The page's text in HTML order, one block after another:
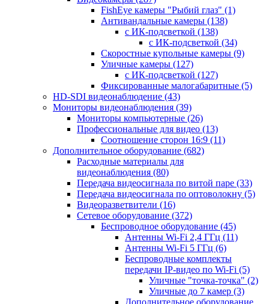
FishEye камеры "Рыбий глаз" (1)
Антивандальные камеры (138)
с ИК-подсветкой (138)
с ИК-подсветкой (34)
Скоростные купольные камеры (9)
Уличные камеры (127)
с ИК-подсветкой (127)
Фиксированные малогабаритные (5)
HD-SDI видеонаблюдение (43)
Мониторы видеонаблюдения (39)
Мониторы компьютерные (26)
Профессиональные для видео (13)
Соотношение сторон 16:9 (11)
Дополнительное оборудование (682)
Расходные материалы для
видеонаблюдения (80)
Передача видеосигнала по витой паре (33)
Передача видеосигнала по оптоволокну (5)
Видеоразветвители (16)
Сетевое оборудование (372)
Беспроводное оборудование (45)
Антенны Wi-Fi 2,4 ГГц (11)
Антенны Wi-Fi 5 ГГц (6)
Беспроводные комплекты
передачи IP-видео по Wi-Fi (5)
Уличные "точка-точка" (2)
Уличные до 7 камер (3)
Дополнительное оборудование